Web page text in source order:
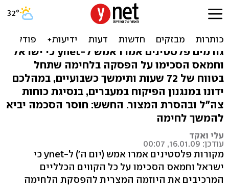
"הוסכם על הפסקת אש
לשבועיים והמשך דיונים"
גורמים פלסטינים אמרו אמש ל-ynet כי ישראל
וחמאס הסכימו על הפסקה בלחימה שתחל
בטווח של 72 שעות ותימשך כשבועיים, במהלכם
ידונו במנגנון הפיקוח במעברים, בנסיגת כוחות
צה"ל ובהסרת המצור. החשש: חוסר הסכמה יביא
להמשך לחימה
עלי ואקד
עודכן: 16.01.09, 00:07
מקורות פלסטינים אמרו אמש (יום ה') ל-ynet כי
ישראל וחמאס הסכימו על כל הקווים הכלליים
המרכיבים את היוזמה המצרית להפסקת הלחימה